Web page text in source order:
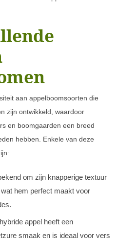
aan appelboomsoorten die
zijn ontwikkeld, waardoor
en boomgaarden een breed
hebben. Enkele van deze
om zijn knapperige textuur
hem perfect maakt voor
appel heeft een
smaak en is ideaal voor vers